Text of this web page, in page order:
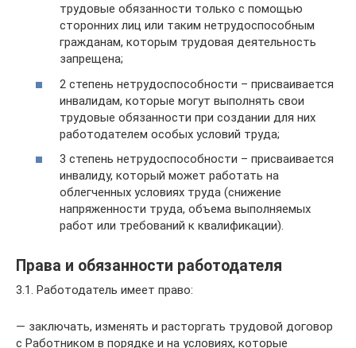
трудовые обязанности только с помощью
сторонних лиц или таким нетрудоспособным
гражданам, которым трудовая деятельность
запрещена;
2 степень нетрудоспособности – присваивается
инвалидам, которые могут выполнять свои
трудовые обязанности при создании для них
работодателем особых условий труда;
3 степень нетрудоспособности – присваивается
инвалиду, который может работать на
облегченных условиях труда (снижение
напряженности труда, объема выполняемых
работ или требований к квалификации).
Права и обязанности работодателя
3.1. Работодатель имеет право:
— заключать, изменять и расторгать трудовой договор
с Работником в порядке и на условиях, которые